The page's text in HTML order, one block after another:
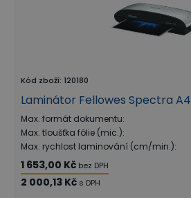
Kód zboží: 120180
Laminátor Fellowes Spectra A4
Max. formát dokumentu:
Max. tloušťka fólie (mic.):
Max. rychlost laminování (cm/min.):
1 653,00 Kč bez DPH
2 000,13 Kč s DPH